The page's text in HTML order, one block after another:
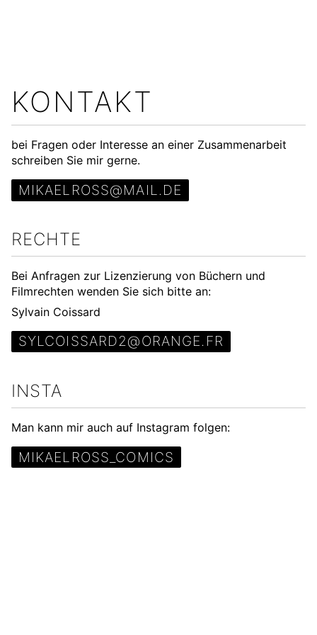
KONTAKT
bei Fragen oder Interesse an einer Zusammenarbeit
schreiben Sie mir gerne.
MIKAELROSS@MAIL.DE
RECHTE
Bei Anfragen zur Lizenzierung von Büchern und
Filmrechten wenden Sie sich bitte an:
Sylvain Coissard
SYLCOISSARD2@ORANGE.FR
INSTA
Man kann mir auch auf Instagram folgen:
MIKAELROSS_COMICS